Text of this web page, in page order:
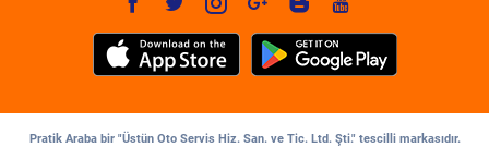
Pratik Araba bir "Üstün Oto Servis Hiz. San. ve Tic. Ltd. Şti." tescilli markasıdır.